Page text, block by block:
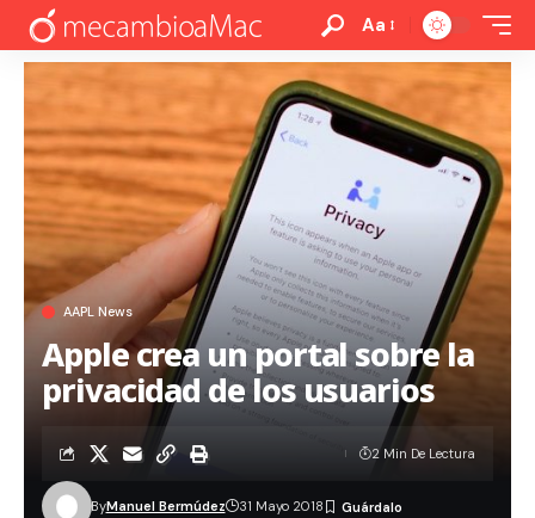
Aa
AAPL News
Apple crea un portal sobre la
privacidad de los usuarios
ByManuel Bermúdez 31 Mayo 2018
2 Min De Lectura